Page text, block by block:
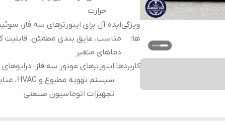
حرارت
ویژگی
ها:
ایده آل برای اینورترهای سه فاز،
مناسب، عایق بندی مطمئن، قابلیت
دماهای متغیر
کاربردها:اینورترهای موتور سه فاز،
تجهیزات اتوماسیون صنعتی